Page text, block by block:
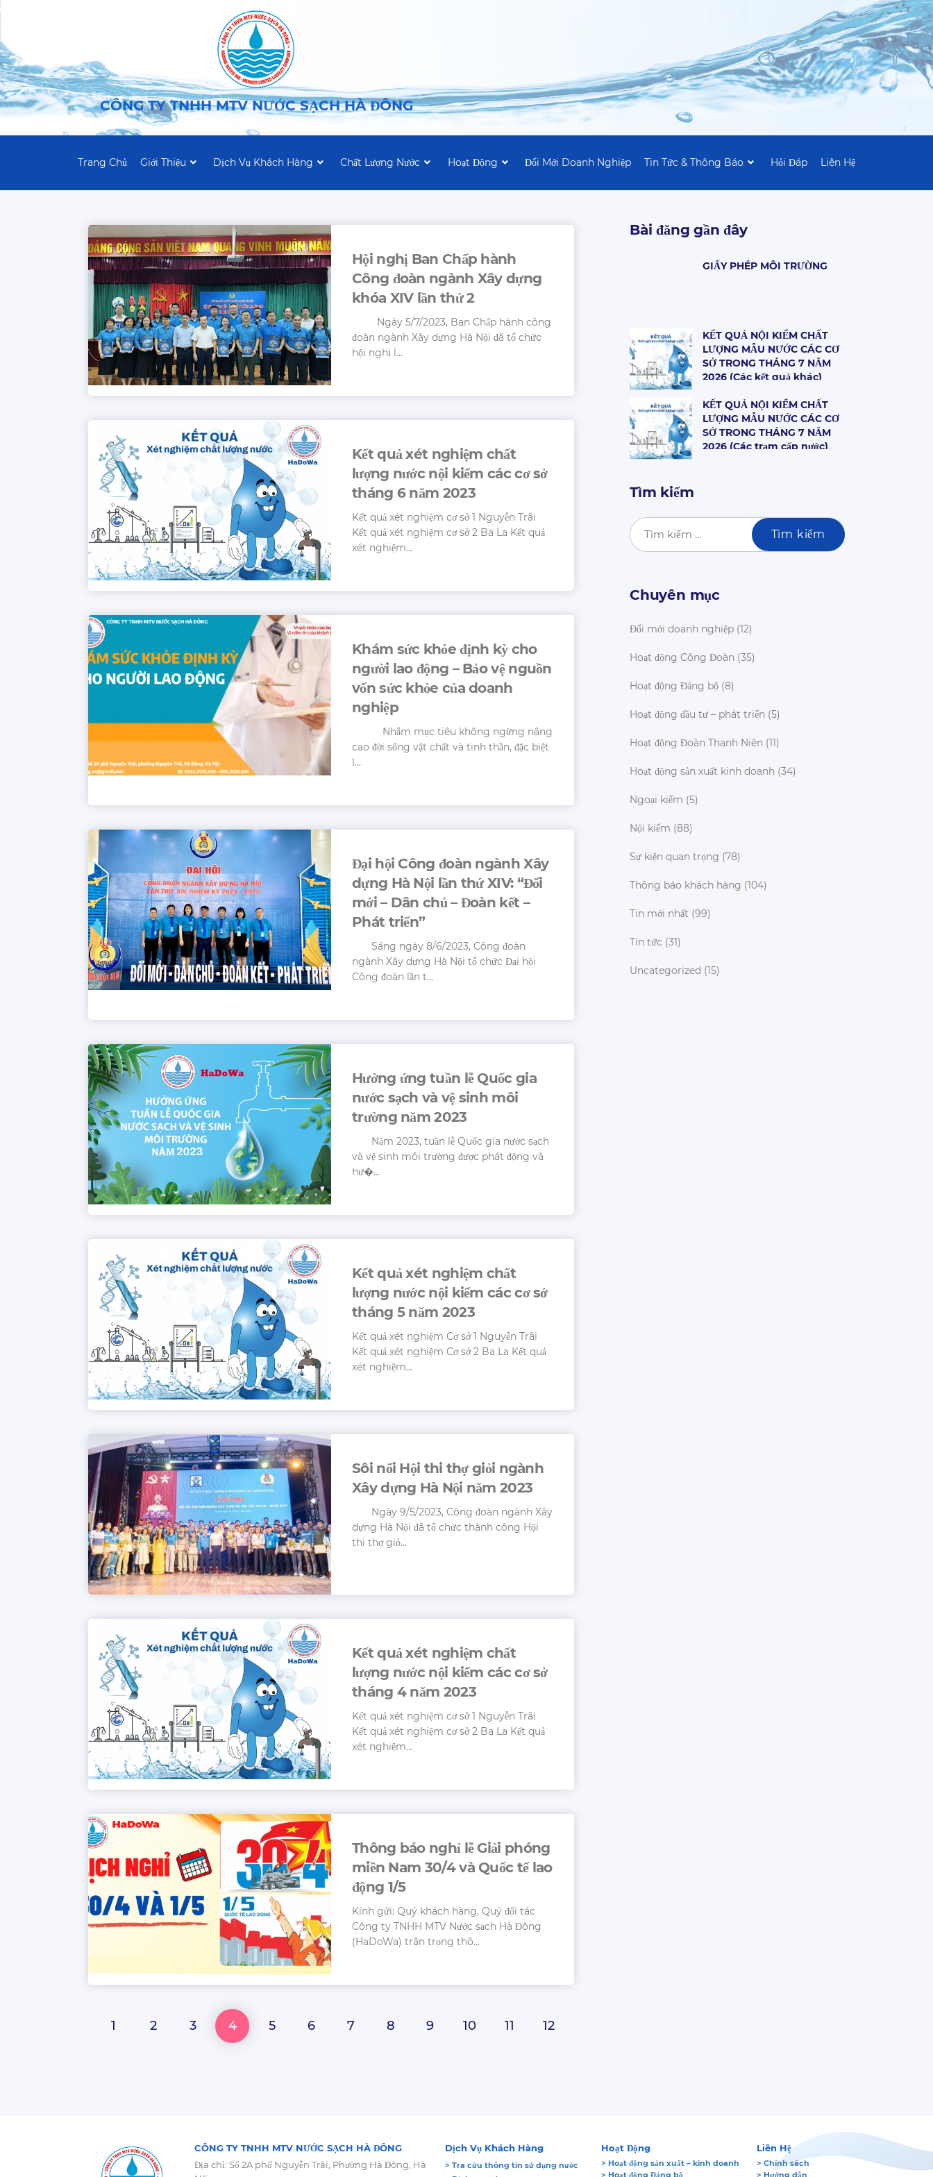
CÔNG TY TNHH MTV NƯỚC SẠCH HÀ ĐÔNG
Trang Chủ Giới Thiệu Dịch Vụ Khách Hàng Chất Lượng Nước Hoạt Động Đổi Mới Doanh Nghiệp Tin Tức & Thông Báo Hỏi Đáp Liên Hệ
Hội nghị Ban Chấp hành
Công đoàn ngành Xây dựng
khóa XIV lần thứ 2
Ngày 5/7/2023, Ban Chấp hành công
đoàn ngành Xây dựng Hà Nội đã tổ chức
hội nghị l...
Kết quả xét nghiệm chất
lượng nước nội kiểm các cơ sở
tháng 6 năm 2023
Kết quả xét nghiệm cơ sở 1 Nguyễn Trãi
Kết quả xét nghiệm cơ sở 2 Ba La Kết quả
xét nghiệm...
Khám sức khỏe định kỳ cho
người lao động – Bảo vệ nguồn
vốn sức khỏe của doanh
nghiệp
Nhằm mục tiêu không ngừng nâng
cao đời sống vật chất và tinh thần, đặc biệt
l...
Đại hội Công đoàn ngành Xây
dựng Hà Nội lần thứ XIV: “Đổi
mới – Dân chủ – Đoàn kết –
Phát triển”
Sáng ngày 8/6/2023, Công đoàn
ngành Xây dựng Hà Nội tổ chức Đại hội
Công đoàn lần t...
Hưởng ứng tuần lễ Quốc gia
nước sạch và vệ sinh môi
trường năm 2023
Năm 2023, tuần lễ Quốc gia nước sạch
và vệ sinh môi trường được phát động và
hư�...
Kết quả xét nghiệm chất
lượng nước nội kiểm các cơ sở
tháng 5 năm 2023
Kết quả xét nghiệm Cơ sở 1 Nguyễn Trãi
Kết quả xét nghiệm Cơ sở 2 Ba La Kết quả
xét nghiệm...
Sôi nổi Hội thi thợ giỏi ngành
Xây dựng Hà Nội năm 2023
Ngày 9/5/2023, Công đoàn ngành Xây
dựng Hà Nội đã tổ chức thành công Hội
thi thợ giỏ...
Kết quả xét nghiệm chất
lượng nước nội kiểm các cơ sở
tháng 4 năm 2023
Kết quả xét nghiệm cơ sở 1 Nguyễn Trãi
Kết quả xét nghiệm cơ sở 2 Ba La Kết quả
xét nghiệm...
Thông báo nghỉ lễ Giải phóng
miền Nam 30/4 và Quốc tế lao
động 1/5
Kính gửi: Quý khách hàng, Quý đối tác
Công ty TNHH MTV Nước sạch Hà Đông
(HaDoWa) trân trọng thô...
1 2 3 4 5 6 7 8 9 10 11 12
Bài đăng gần đây
GIẤY PHÉP MÔI TRƯỜNG
KẾT QUẢ NỘI KIỂM CHẤT
LƯỢNG MẪU NƯỚC CÁC CƠ
SỞ TRONG THÁNG 7 NĂM
2026 (Các kết quả khác)
KẾT QUẢ NỘI KIỂM CHẤT
LƯỢNG MẪU NƯỚC CÁC CƠ
SỞ TRONG THÁNG 7 NĂM
2026 (Các trạm cấp nước)
Tìm kiếm
Chuyên mục
Đổi mới doanh nghiệp (12)
Hoạt động Công Đoàn (35)
Hoạt động Đảng bộ (8)
Hoạt động đầu tư – phát triển (5)
Hoạt động Đoàn Thanh Niên (11)
Hoạt động sản xuất kinh doanh (34)
Ngoại kiểm (5)
Nội kiểm (88)
Sự kiện quan trọng (78)
Thông báo khách hàng (104)
Tin mới nhất (99)
Tin tức (31)
Uncategorized (15)
CÔNG TY TNHH MTV NƯỚC SẠCH HÀ ĐÔNG
Địa chỉ: Số 2A phố Nguyễn Trãi, Phường Hà Đông, Hà
Dịch Vụ Khách Hàng
> Tra cứu thông tin sử dụng nước
Hoạt Động
> Hoạt động sản xuất – kinh doanh
> Hoạt động Đảng bộ
Liên Hệ
> Chính sách
> Hướng dẫn